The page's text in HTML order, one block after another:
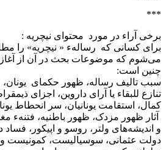
***
برخی آراء در مورد محتوای نیچریه :
برای کسانی که رسالهء « نیچریه» را
می‌شوم که موضوعات بحث در آن از
چنین است:
سبب تالیف رساله، ظهور حکمای
تنازع للبقاء یا آرای داروین، اجزای
کمال، استقامت یونانیان، سر انحطاط
آثار ظهور مزدک، ظهور باطنیه، فتنهء
و اندیشه‌های ولتر، روسو و اپیکور، فساد
دولت عثمانی، سوسیالیست، کمونیست